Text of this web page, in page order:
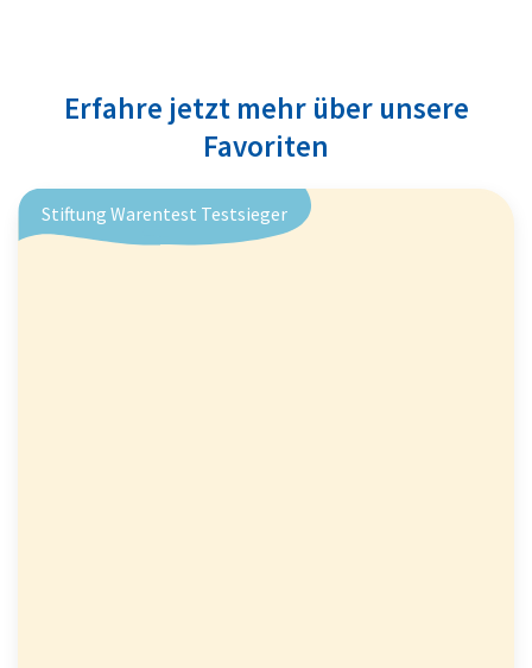
Erfahre jetzt mehr über unsere
Favoriten
Stiftung Warentest Testsieger